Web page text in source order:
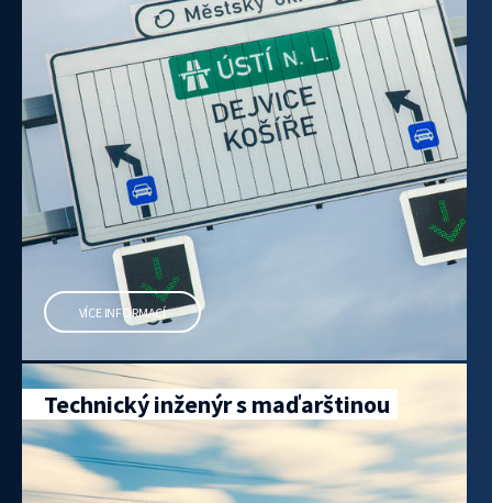
VÍCE INFORMACÍ
Technický inženýr s maďarštinou